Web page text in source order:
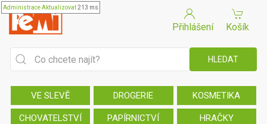
AdministraceAktualizovat213 ms
Přihlášení Košík
VE SLEVĚ DROGERIE KOSMETIKA
CHOVATELSTVÍ PAPÍRNICTVÍ HRAČKY